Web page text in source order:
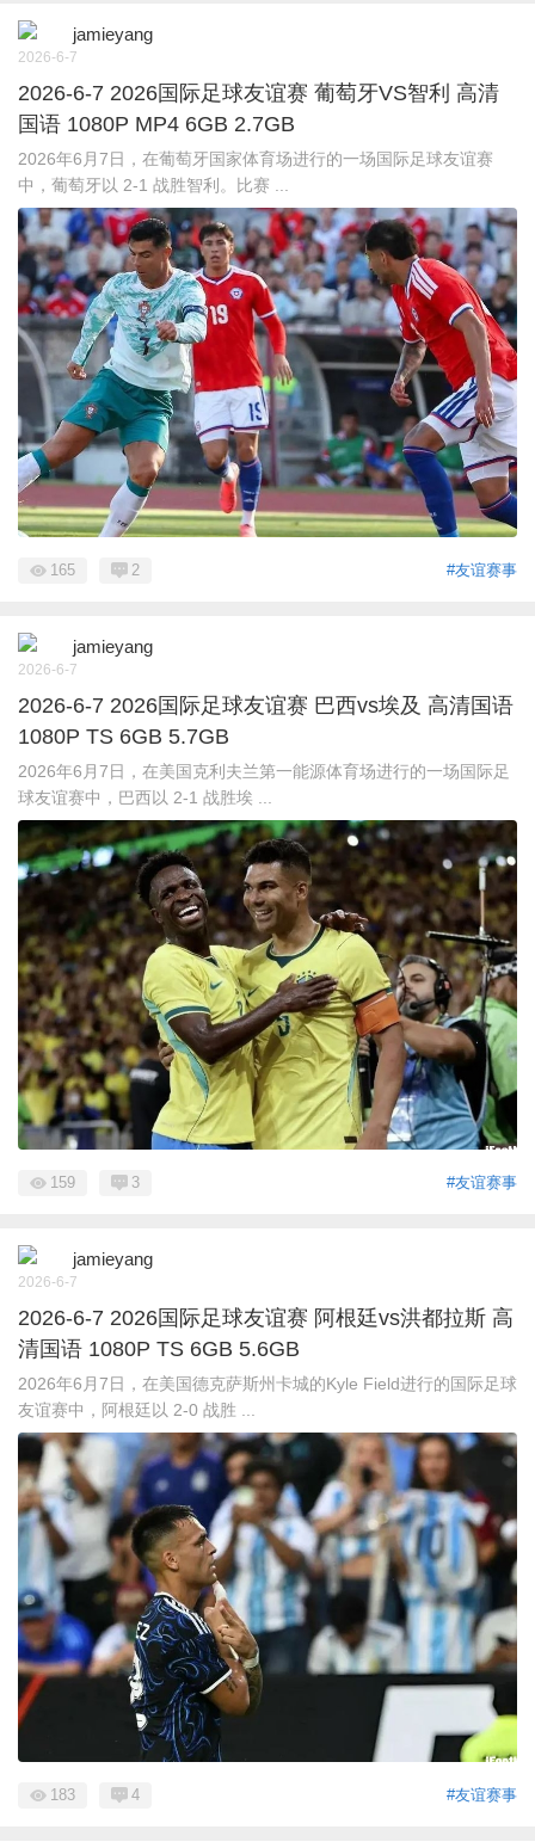
jamieyang
2026-6-7
2026-6-7 2026国际足球友谊赛 葡萄牙VS智利 高清
国语 1080P MP4 6GB 2.7GB
2026年6月7日，在葡萄牙国家体育场进行的一场国际足球友谊赛
中，葡萄牙以 2-1 战胜智利。比赛 ...
#友谊赛事
165 2
jamieyang
2026-6-7
2026-6-7 2026国际足球友谊赛 巴西vs埃及 高清国语
1080P TS 6GB 5.7GB
2026年6月7日，在美国克利夫兰第一能源体育场进行的一场国际足
球友谊赛中，巴西以 2-1 战胜埃 ...
#友谊赛事
159 3
jamieyang
2026-6-7
2026-6-7 2026国际足球友谊赛 阿根廷vs洪都拉斯 高
清国语 1080P TS 6GB 5.6GB
2026年6月7日，在美国德克萨斯州卡城的Kyle Field进行的国际足球
友谊赛中，阿根廷以 2-0 战胜 ...
#友谊赛事
183 4